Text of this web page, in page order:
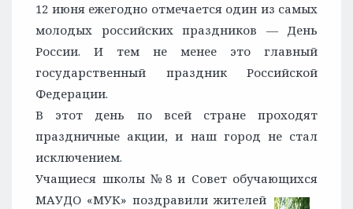
12 июня ежегодно отмечается один из самых
молодых российских праздников — День
России. И тем не менее это главный
государственный праздник Российской
Федерации.
В этот день по всей стране проходят
праздничные акции, и наш город не стал
исключением.
Учащиеся школы №8 и Совет обучающихся
МАУДО «МУК» поздравили жителей